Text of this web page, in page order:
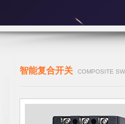
智能复合开关 COMPOSITE